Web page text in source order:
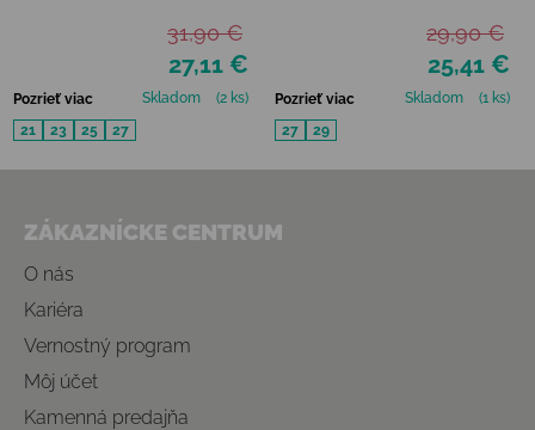
27,11 €
31,90 €
Pozrieť viac Skladom
(2 ks)
21
23 25 27
25,41 €
29,90 €
Pozrieť viac Skladom
(1 ks)
27
29
ZÁKAZNÍCKE CENTRUM
O nás
Kariéra
Vernostný program
Môj účet
Kamenná predajňa